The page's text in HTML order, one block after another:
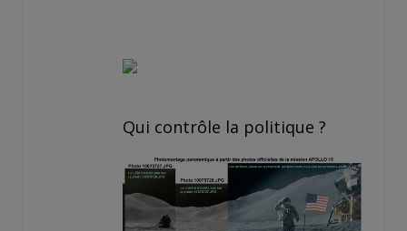
Qui contrôle la politique ?